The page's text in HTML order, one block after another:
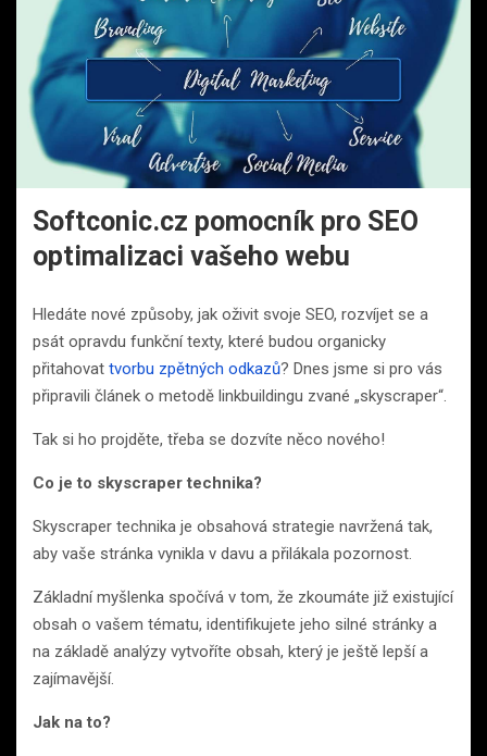
Softconic.cz pomocník pro SEO
optimalizaci vašeho webu
Hledáte nové způsoby, jak oživit svoje SEO, rozvíjet se a
psát opravdu funkční texty, které budou organicky
přitahovat tvorbu zpětných odkazů? Dnes jsme si pro vás
připravili článek o metodě linkbuildingu zvané „skyscraper“.
Tak si ho projděte, třeba se dozvíte něco nového!
Co je to skyscraper technika?
Skyscraper technika je obsahová strategie navržená tak,
aby vaše stránka vynikla v davu a přilákala pozornost.
Základní myšlenka spočívá v tom, že zkoumáte již existující
obsah o vašem tématu, identifikujete jeho silné stránky a
na základě analýzy vytvoříte obsah, který je ještě lepší a
zajímavější.
Jak na to?